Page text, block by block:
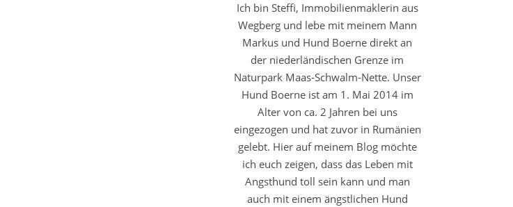
Ich bin Steffi, Immobilienmaklerin aus
Wegberg und lebe mit meinem Mann
Markus und Hund Boerne direkt an
der niederländischen Grenze im
Naturpark Maas-Schwalm-Nette. Unser
Hund Boerne ist am 1. Mai 2014 im
Alter von ca. 2 Jahren bei uns
eingezogen und hat zuvor in Rumänien
gelebt. Hier auf meinem Blog möchte
ich euch zeigen, dass das Leben mit
Angsthund toll sein kann und man
auch mit einem ängstlichen Hund